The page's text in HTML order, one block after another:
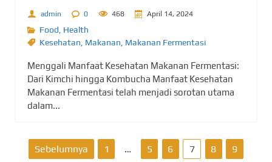
admin 0 468 April 14, 2024
Food, Health
Kesehatan, Makanan, Makanan Fermentasi
Menggali Manfaat Kesehatan Makanan Fermentasi:
Dari Kimchi hingga Kombucha Manfaat Kesehatan
Makanan Fermentasi telah menjadi sorotan utama
dalam...
Sebelumnya 1 … 5 6 7 8 9